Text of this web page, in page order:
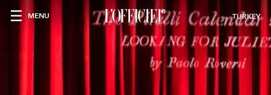
MENU TURKEY